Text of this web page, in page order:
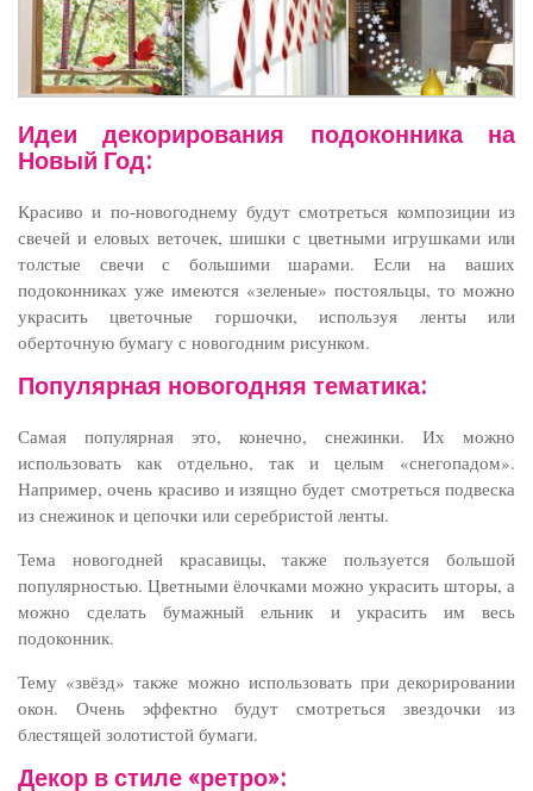
Идеи декорирования подоконника на
Новый Год:
Красиво и по-новогоднему будут смотреться композиции из
свечей и еловых веточек, шишки с цветными игрушками или
толстые свечи с большими шарами. Если на ваших
подоконниках уже имеются «зеленые» постояльцы, то можно
украсить цветочные горшочки, используя ленты или
оберточную бумагу с новогодним рисунком.
Популярная новогодняя тематика:
Самая популярная это, конечно, снежинки. Их можно
использовать как отдельно, так и целым «снегопадом».
Например, очень красиво и изящно будет смотреться подвеска
из снежинок и цепочки или серебристой ленты.
Тема новогодней красавицы, также пользуется большой
популярностью. Цветными ёлочками можно украсить шторы, а
можно сделать бумажный ельник и украсить им весь
подоконник.
Тему «звёзд» также можно использовать при декорировании
окон. Очень эффектно будут смотреться звездочки из
блестящей золотистой бумаги.
Декор в стиле «ретро»: